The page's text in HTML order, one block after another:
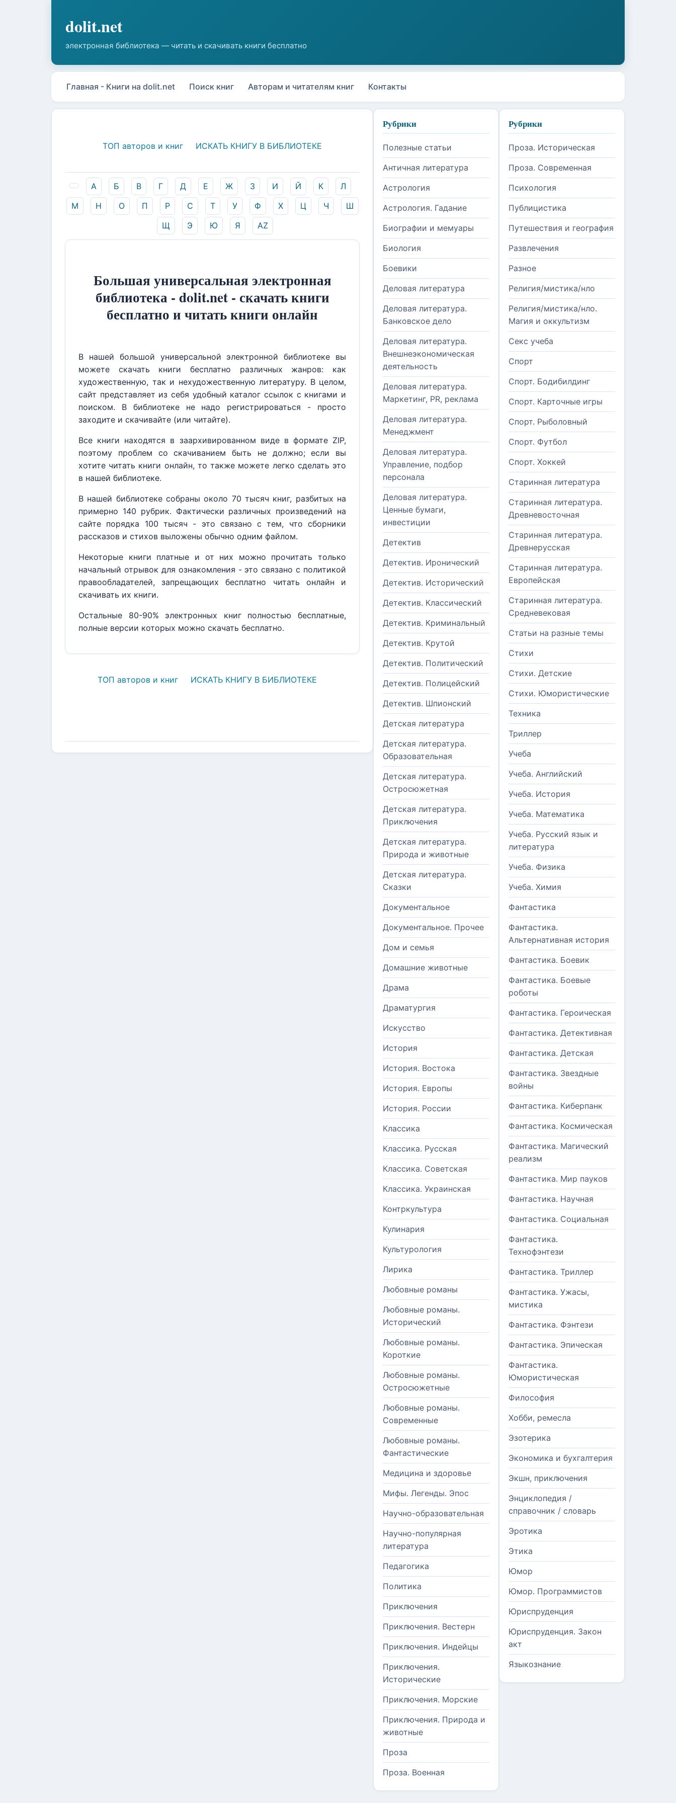
Главная - Книги на dolit.net Поиск книг Авторам и читателям книг Контакты
ТОП авторов и книг ИСКАТЬ КНИГУ В БИБЛИОТЕКЕ
А Б В Г Д Е Ж З И Й К
Л
М
Н О П Р С Т У Ф Х Ц Ч
Ш
Щ
Э Ю Я AZ
Большая универсальная электронная
библиотека - dolit.net - скачать книги
бесплатно и читать книги онлайн
В нашей большой универсальной электронной библиотеке вы
можете скачать книги бесплатно различных жанров: как
художественную, так и нехудожественную литературу. В целом,
сайт представляет из себя удобный каталог ссылок с книгами и
поиском. В библиотеке не надо регистрироваться - просто
заходите и скачивайте (или читайте).
Все книги находятся в заархивированном виде в формате ZIP,
поэтому проблем со скачиванием быть не должно; если вы
хотите читать книги онлайн, то также можете легко сделать это
в нашей библиотеке.
В нашей библиотеке собраны около 70 тысяч книг, разбитых на
примерно 140 рубрик. Фактически различных произведений на
сайте порядка 100 тысяч - это связано с тем, что сборники
рассказов и стихов выложены обычно одним файлом.
Некоторые книги платные и от них можно прочитать только
начальный отрывок для ознакомления - это связано с политикой
правообладателей, запрещающих бесплатно читать онлайн и
скачивать их книги.
Остальные 80-90% электронных книг полностью бесплатные,
полные версии которых можно скачать бесплатно.
ТОП авторов и книг ИСКАТЬ КНИГУ В БИБЛИОТЕКЕ
Рубрики
Полезные статьи
Античная литература
Астрология
Астрология. Гадание
Биографии и мемуары
Биология
Боевики
Деловая литература
Деловая литература.
Банковское дело
Деловая литература.
Внешнеэкономическая
деятельность
Деловая литература.
Маркетинг, PR, реклама
Деловая литература.
Менеджмент
Деловая литература.
Управление, подбор
персонала
Деловая литература.
Ценные бумаги,
инвестиции
Детектив
Детектив. Иронический
Детектив. Исторический
Детектив. Классический
Детектив. Криминальный
Детектив. Крутой
Детектив. Политический
Детектив. Полицейский
Детектив. Шпионский
Детская литература
Детская литература.
Образовательная
Детская литература.
Остросюжетная
Детская литература.
Приключения
Детская литература.
Природа и животные
Детская литература.
Сказки
Документальное
Документальное. Прочее
Дом и семья
Домашние животные
Драма
Драматургия
Искусство
История
История. Востока
История. Европы
История. России
Классика
Классика. Русская
Классика. Советская
Классика. Украинская
Контркультура
Кулинария
Культурология
Лирика
Любовные романы
Любовные романы.
Исторический
Любовные романы.
Короткие
Любовные романы.
Остросюжетные
Любовные романы.
Современные
Любовные романы.
Фантастические
Медицина и здоровье
Мифы. Легенды. Эпос
Научно-образовательная
Научно-популярная
литература
Педагогика
Политика
Приключения
Приключения. Вестерн
Приключения. Индейцы
Приключения.
Исторические
Приключения. Морские
Приключения. Природа и
животные
Проза
Проза. Военная
Рубрики
Проза. Историческая
Проза. Современная
Психология
Публицистика
Путешествия и география
Развлечения
Разное
Религия/мистика/нло
Религия/мистика/нло.
Магия и оккультизм
Секс учеба
Спорт
Спорт. Бодибилдинг
Спорт. Карточные игры
Спорт. Рыболовный
Спорт. Футбол
Спорт. Хоккей
Старинная литература
Старинная литература.
Древневосточная
Старинная литература.
Древнерусская
Старинная литература.
Европейская
Старинная литература.
Средневековая
Статьи на разные темы
Стихи
Стихи. Детские
Стихи. Юмористические
Техника
Триллер
Учеба
Учеба. Английский
Учеба. История
Учеба. Математика
Учеба. Русский язык и
литература
Учеба. Физика
Учеба. Химия
Фантастика
Фантастика.
Альтернативная история
Фантастика. Боевик
Фантастика. Боевые
роботы
Фантастика. Героическая
Фантастика. Детективная
Фантастика. Детская
Фантастика. Звездные
войны
Фантастика. Киберпанк
Фантастика. Космическая
Фантастика. Магический
реализм
Фантастика. Мир пауков
Фантастика. Научная
Фантастика. Социальная
Фантастика.
Технофэнтези
Фантастика. Триллер
Фантастика. Ужасы,
мистика
Фантастика. Фэнтези
Фантастика. Эпическая
Фантастика.
Юмористическая
Философия
Хобби, ремесла
Эзотерика
Экономика и бухгалтерия
Экшн, приключения
Энциклопедия /
справочник / словарь
Эротика
Этика
Юмор
Юмор. Программистов
Юриспруденция
Юриспруденция. Закон
акт
Языкознание